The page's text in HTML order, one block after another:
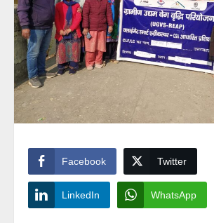
Facebook Twitter
LinkedIn WhatsApp